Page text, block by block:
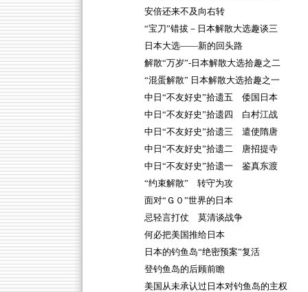
安倍还来不及向右转
“宝刀”错拔－日本解散大选趣谈三
日本大选——新的回头路
解散“万岁”-日本解散大选拾趣之二
“混蛋解散” 日本解散大选拾趣之一
中日“不友好史”拾遗五 倭国日本
中日“不友好史”拾遗四 白村江战
中日“不友好史”拾遗三 遣使隋唐
中日“不友好史”拾遗二 唐招提寺
中日“不友好史”拾遗一 鉴真东渡
“约束解散” 转守为攻
面对“Ｇ０”世界的日本
忌轻言打仗 莫清谈战争
何必把美国推给日本
日本的钓鱼岛“绝密预案”复活
登钓鱼岛的后顾前瞻
美国从未承认过日本对钓鱼岛的主权